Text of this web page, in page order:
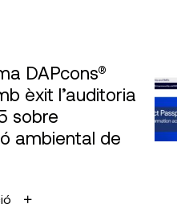
DAPcons®
èxit l’auditoria
sobre
ambiental de